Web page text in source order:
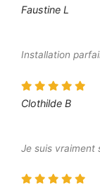
Faustine L
Installation
Clothilde B
Je suis vraiment